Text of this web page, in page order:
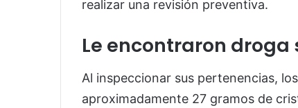
realizar una revisión preventiva.
Le encontraron droga
Al inspeccionar sus pertenencias,
aproximadamente 27 gramos de